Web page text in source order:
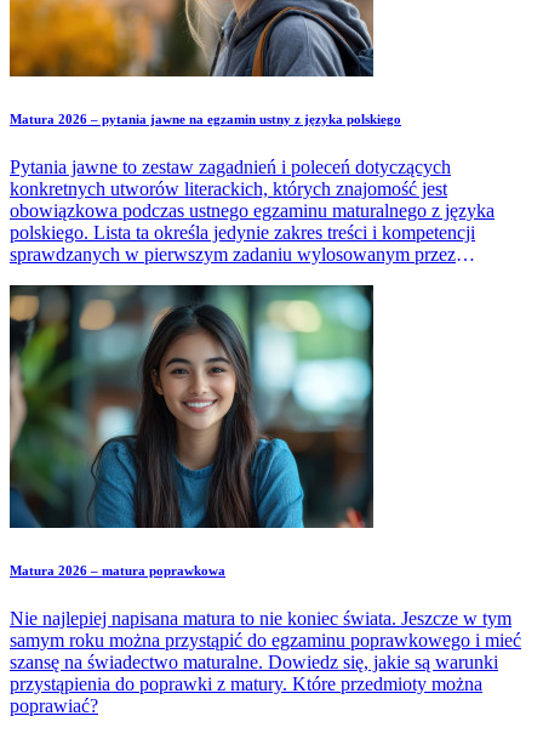
Matura 2026 – pytania jawne na egzamin ustny z języka polskiego
Pytania jawne to zestaw zagadnień i poleceń dotyczących
konkretnych utworów literackich, których znajomość jest
obowiązkowa podczas ustnego egzaminu maturalnego z języka
polskiego. Lista ta określa jedynie zakres treści i kompetencji
sprawdzanych w pierwszym zadaniu wylosowanym przez
Matura 2026 – matura poprawkowa
Nie najlepiej napisana matura to nie koniec świata. Jeszcze w tym
samym roku można przystąpić do egzaminu poprawkowego i mieć
szansę na świadectwo maturalne. Dowiedz się, jakie są warunki
przystąpienia do poprawki z matury. Które przedmioty można
poprawiać?